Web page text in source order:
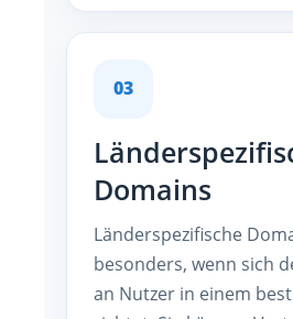
03
Domains
Länderspezifische
besonders, wenn sich
an Nutzer in einem